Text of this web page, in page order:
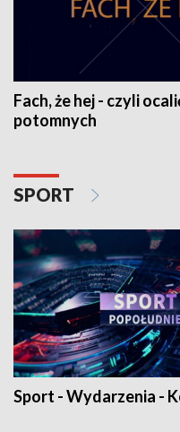
Fach, że hej - czyli
potomnych
SPORT
Sport - Wydarzenia -